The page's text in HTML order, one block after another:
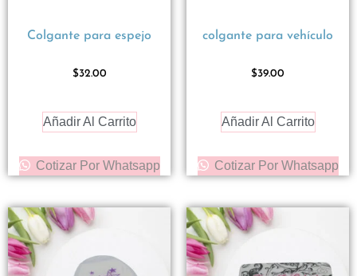
Colgante para espejo
$32.00
Añadir Al Carrito
Cotizar Por Whatsapp
colgante para vehículo
$39.00
Añadir Al Carrito
Cotizar Por Whatsapp